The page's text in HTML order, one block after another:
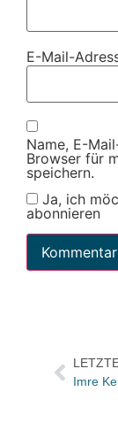
E-Mail-
Name, E-
Browser für
speichern.
Ja, ich
abonnieren